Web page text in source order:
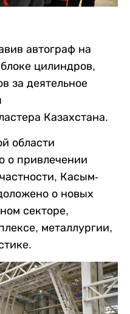
автограф на
цилиндров,
за деятельное
Казахстана.
области
о привлечении
Касым-
о новых
секторе,
металлургии,